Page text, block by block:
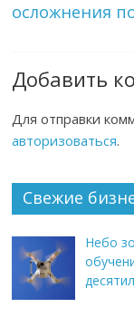
осложнения
Добавить
Для отправки
авторизоваться.
Свежие
Небо